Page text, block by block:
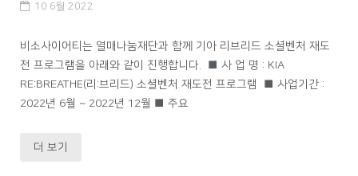
10 6월 2022
비소사이어티는 열매나눔재단과 함께 기아 리브리드 소셜벤처 재도
전 프로그램을 아래와 같이 진행합니다. ■ 사 업 명 : KIA
RE:BREATHE(리:브리드) 소셜벤처 재도전 프로그램 ■ 사업기간 :
2022년 6월 ~ 2022년 12월 ■ 주요
더 보기